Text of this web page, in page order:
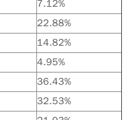
7.12%
22.88%
14.82%
4.95%
36.43%
32.53%